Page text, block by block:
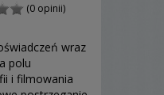
(0 opinii)
wraz
polu
i filmowania